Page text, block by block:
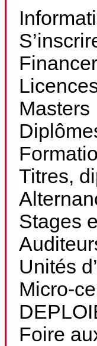
Masters
Titres,
Stages
Unités
Micro-
Foire